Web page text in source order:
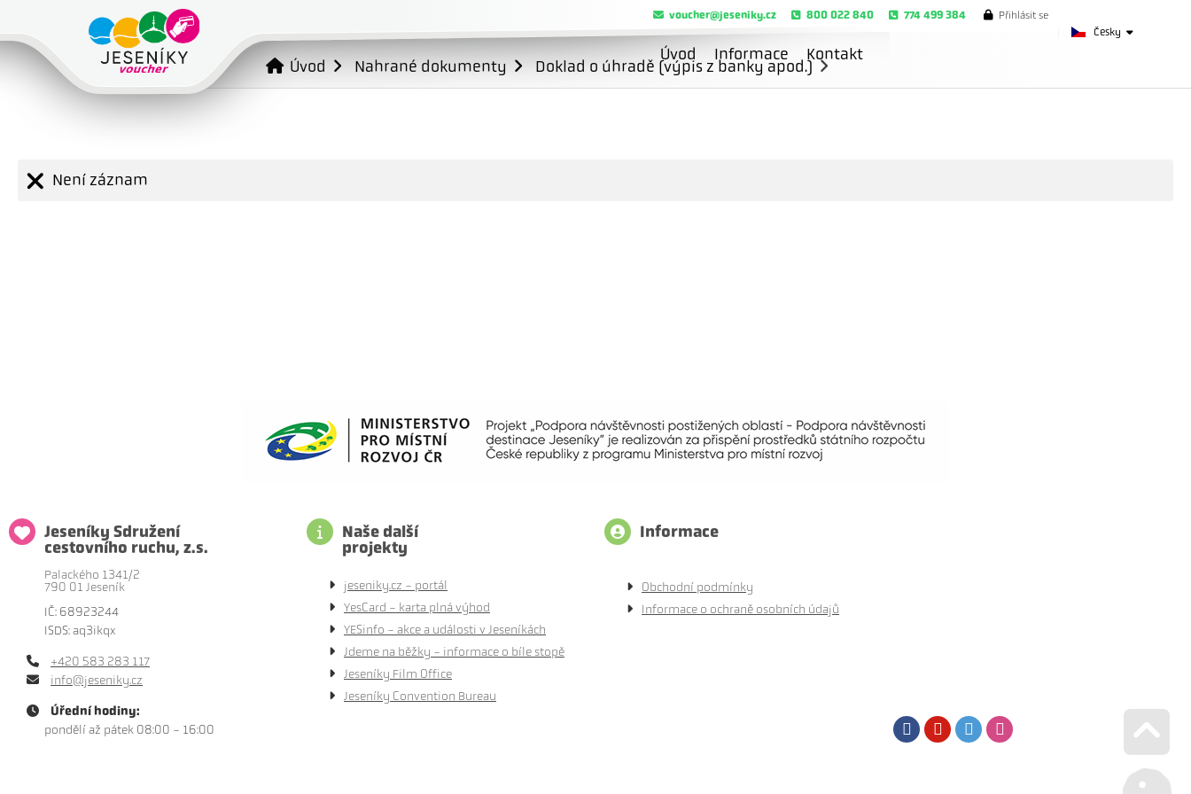
Česky
voucher@jeseniky.cz 800 022 840 774 499 384 Přihlásit se
Úvod Informace Kontakt
Úvod Nahrané dokumenty Doklad o úhradě (výpis z banky apod.)
Není záznam
Jeseníky Sdružení
cestovního ruchu, z.s.
Palackého 1341/2
790 01 Jeseník
IČ: 68923244
ISDS: aq3ikqx
+420 583 283 117
info@jeseniky.cz
Úřední hodiny:
pondělí až pátek 08:00 - 16:00
Naše další
projekty
jeseniky.cz - portál
YesCard - karta plná výhod
YESinfo - akce a události v Jeseníkách
Jdeme na běžky - informace o bíle stopě
Jeseníky Film Office
Jeseníky Convention Bureau
Informace
Obchodní podmínky
Informace o ochraně osobních údajů
FacebookYoutubeTwitter
Go